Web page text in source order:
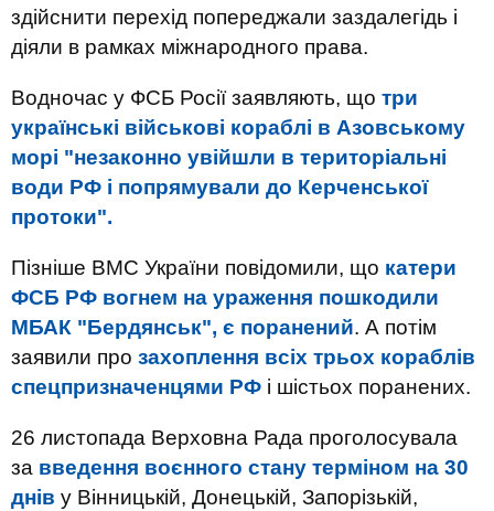
здійснити перехід попереджали заздалегідь і
діяли в рамках міжнародного права.
Водночас у ФСБ Росії заявляють, що три
українські військові кораблі в Азовському
морі "незаконно увійшли в територіальні
води РФ і попрямували до Керченської
протоки".
Пізніше ВМС України повідомили, що катери
ФСБ РФ вогнем на ураження пошкодили
МБАК "Бердянськ", є поранений. А потім
заявили про захоплення всіх трьох кораблів
спецпризначенцями РФ і шістьох поранених.
26 листопада Верховна Рада проголосувала
за введення воєнного стану терміном на 30
днів у Вінницькій, Донецькій, Запорізькій,